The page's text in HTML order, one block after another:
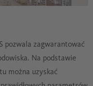
pozwala zagwarantować
Na podstawie
można uzyskać